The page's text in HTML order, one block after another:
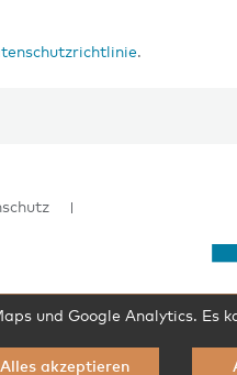
und Google Analytics.
Alles akzeptieren
.